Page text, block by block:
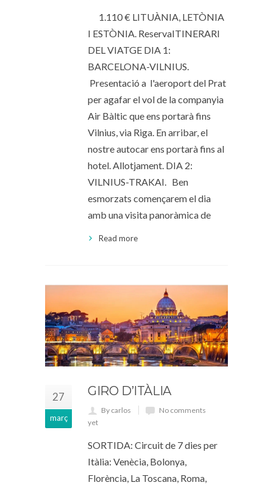
1.110 € LITUÀNIA, LETÒNIA
I ESTÒNIA. ReservaITINERARI
DEL VIATGE DIA 1:
BARCELONA-VILNIUS.
Presentació a l'aeroport del Prat
per agafar el vol de la companyia
Air Bàltic que ens portarà fins
Vilnius, via Riga. En arribar, el
nostre autocar ens portarà fins al
hotel. Allotjament. DIA 2:
VILNIUS-TRAKAI. Ben
esmorzats començarem el dia
amb una visita panoràmica de
Read more
27
març
GIRO D’ITÀLIA
By carlos
No comments
yet
SORTIDA: Circuit de 7 dies per
Itàlia: Venècia, Bolonya,
Florència, La Toscana, Roma,